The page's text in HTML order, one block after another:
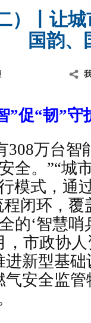
）丨让
国韵、
”促“韧”守
308万台
全。”“城
行模式，
闭环，覆
的‘智慧
，市政协
进新型基
气安全监